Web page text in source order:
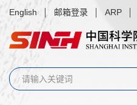
English 邮箱登录 ARP